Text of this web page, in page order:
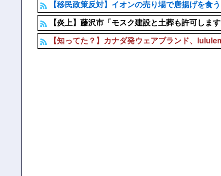
【移民政策反対】イオンの売り場で唐揚げを食
【炎上】藤沢市「モスク建設と土葬も許可しま
【知ってた？】カナダ発ウェアブランド、